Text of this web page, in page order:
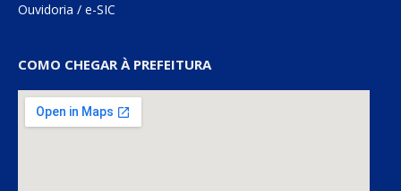
Ouvidoria / e-SIC
COMO CHEGAR À PREFEITURA